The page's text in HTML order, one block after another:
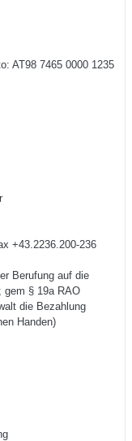
AT98 7465 0000 1235
+43.2236.200-236
Berufung auf die
gem § 19a RAO
die Bezahlung
Handen)